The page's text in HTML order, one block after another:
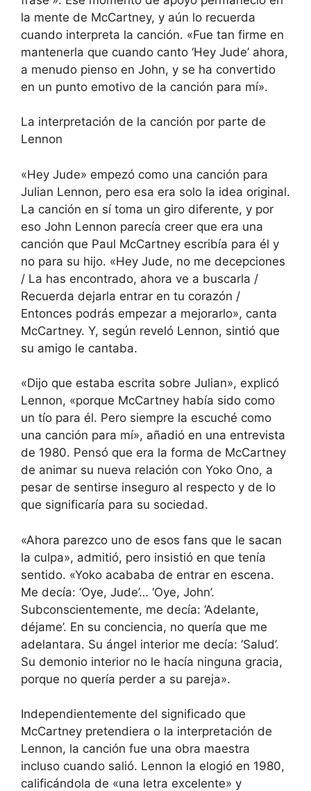
la mente de McCartney, y aún lo recuerda
cuando interpreta la canción. «Fue tan firme en
mantenerla que cuando canto ‘Hey Jude’ ahora,
a menudo pienso en John, y se ha convertido
en un punto emotivo de la canción para mí».
La interpretación de la canción por parte de
Lennon
«Hey Jude» empezó como una canción para
Julian Lennon, pero esa era solo la idea original.
La canción en sí toma un giro diferente, y por
eso John Lennon parecía creer que era una
canción que Paul McCartney escribía para él y
no para su hijo. «Hey Jude, no me decepciones
/ La has encontrado, ahora ve a buscarla /
Recuerda dejarla entrar en tu corazón /
Entonces podrás empezar a mejorarlo», canta
McCartney. Y, según reveló Lennon, sintió que
su amigo le cantaba.
«Dijo que estaba escrita sobre Julian», explicó
Lennon, «porque McCartney había sido como
un tío para él. Pero siempre la escuché como
una canción para mí», añadió en una entrevista
de 1980. Pensó que era la forma de McCartney
de animar su nueva relación con Yoko Ono, a
pesar de sentirse inseguro al respecto y de lo
que significaría para su sociedad.
«Ahora parezco uno de esos fans que le sacan
la culpa», admitió, pero insistió en que tenía
sentido. «Yoko acababa de entrar en escena.
Me decía: ‘Oye, Jude’… ‘Oye, John’.
Subconscientemente, me decía: ‘Adelante,
déjame’. En su conciencia, no quería que me
adelantara. Su ángel interior me decía: ‘Salud’.
Su demonio interior no le hacía ninguna gracia,
porque no quería perder a su pareja».
Independientemente del significado que
McCartney pretendiera o la interpretación de
Lennon, la canción fue una obra maestra
incluso cuando salió. Lennon la elogió en 1980,
calificándola de «una letra excelente» y